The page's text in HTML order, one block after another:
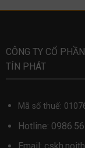
CÔNG TY CỔ
TÍN PHÁT
Mã số thuế:
Hotline: